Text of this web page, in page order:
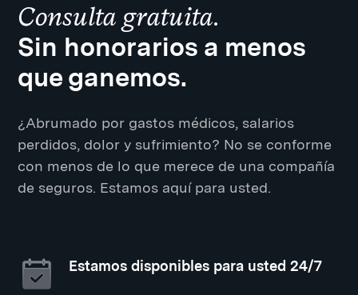
Consulta gratuita.
Sin honorarios a menos
que ganemos.
¿Abrumado por gastos médicos, salarios
perdidos, dolor y sufrimiento? No se conforme
con menos de lo que merece de una compañía
de seguros. Estamos aquí para usted.
Estamos disponibles para usted 24/7